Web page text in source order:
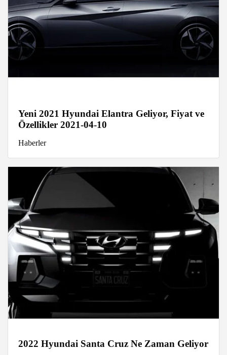
Yeni 2021 Hyundai Elantra Geliyor, Fiyat ve
Özellikler 2021-04-10
Haberler
2022 Hyundai Santa Cruz Ne Zaman Geliyor